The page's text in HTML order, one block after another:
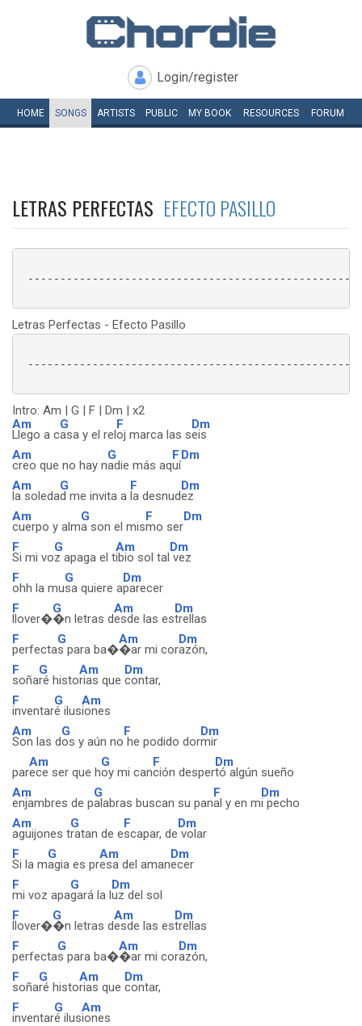
Login/register
HOME SONGS ARTISTS PUBLIC MY BOOK RESOURCES FORUM
LETRAS PERFECTAS EFECTO PASILLO
Letras Perfectas - Efecto Pasillo
Intro: Am | G | F | Dm | x2
Am
Llego a c
G
asa y el rel
F
oj marca las s
Dm
eis
Am
creo que no hay n
G
adie más aq
F
uí
Dm
Am
la soleda
G
d me invita a
F
la desnud
Dm
ez
Am
cuerpo y alm
G
a son el mis
F
mo ser
Dm
F
Si mi vo
G
z apaga el t
Am
ibio sol tal
Dm
vez
F
ohh la mu
G
sa quiere a
Dm
parecer
F
llover�
G
�n letras d
Am
esde las es
Dm
trellas
F
perfecta
G
s para ba�
Am
�ar mi cor
Dm
azón,
F
soña
G
ré histo
Am
rias que
Dm
contar,
F
inventar
G
é ilus
Am
iones
Am
Son las d
G
os y aún no
F
he podido dor
Dm
mir
par
Am
ece ser que h
G
oy mi can
F
ción desper
Dm
tó algún sueño
Am
enjambres de p
G
alabras buscan su pan
F
al y en m
Dm
i pecho
Am
aguijones t
G
ratan de e
F
scapar, de
Dm
volar
F
Si la m
G
agia es pr
Am
esa del aman
Dm
ecer
F
mi voz apa
G
gará la l
Dm
uz del sol
F
llover�
G
�n letras d
Am
esde las es
Dm
trellas
F
perfecta
G
s para ba�
Am
�ar mi cor
Dm
azón,
F
soña
G
ré histo
Am
rias que
Dm
contar,
F
inventar
G
é ilus
Am
iones